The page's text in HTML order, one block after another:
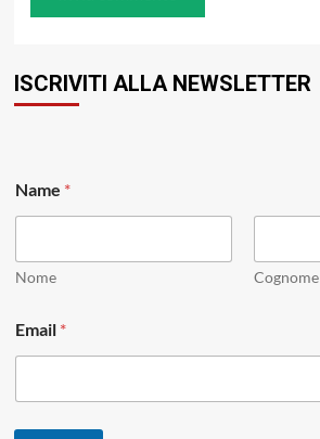
ISCRIVITI ALLA NEWSLETTER
*
*
Name *
Nome Cognome
Email *